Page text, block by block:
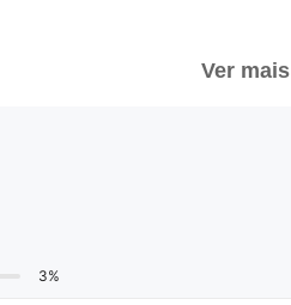
Ver mais
3%